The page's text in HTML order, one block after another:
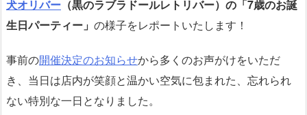
犬オリバー （黒のラブラドールレトリバー）の「7歳のお誕
生日パーティー」 の様子をレポートいたします！
事前の開催決定のお知らせから多くのお声がけをいただ
き、当日は店内が笑顔と温かい空気に包まれた、忘れられ
ない特別な一日となりました。